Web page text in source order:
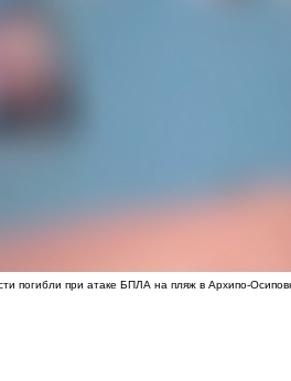
погибли при атаке БПЛА на пляж в Архипо-